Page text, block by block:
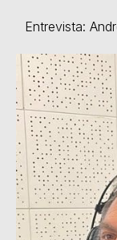
Entrevista: